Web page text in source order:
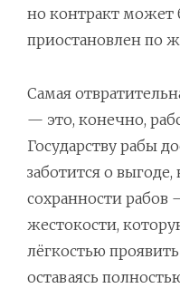
но контракт может
приостановлен по
Самая
— это, конечно,
Государству рабы
заботится о выгоде,
сохранности рабов
жестокости,
лёгкостью
оставаясь